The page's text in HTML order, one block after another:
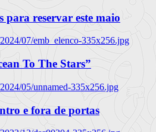
para reservar este maio
07/emb_elenco-335x256.jpg
To The Stars”
05/unnamed-335x256.jpg
e fora de portas